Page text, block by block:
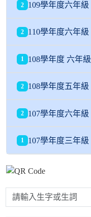
2 109學年度六年級
2 110學年度六年級
1 108學年度 六年級
2 108學年度五年級
2 107學年度六年級
1 107學年度三年級
請輸入生字或生詞